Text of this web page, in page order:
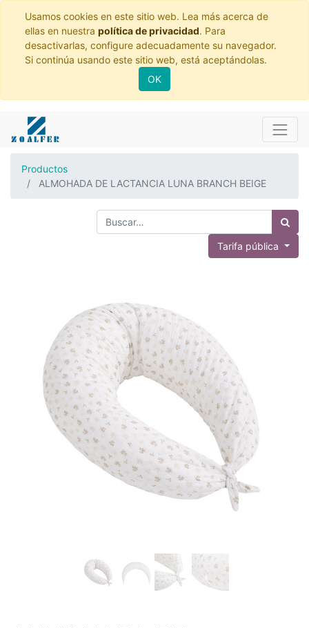
Usamos cookies en este sitio web. Lea más acerca de
ellas en nuestra política de privacidad. Para
desactivarlas, configure adecuadamente su navegador.
Si continúa usando este sitio web, está aceptándolas.
OK
Productos
ALMOHADA DE LACTANCIA LUNA BRANCH BEIGE
Tarifa pública